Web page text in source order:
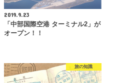
2019.9.23
「中部国際空港 ターミナル2」が
オープン！！
旅の知識